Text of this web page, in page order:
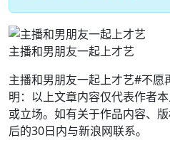
主播和男朋友一起上才艺
主播和男朋友一起上才艺#不
明：以上文章内容仅代表作者
或立场。如有关于作品内容、
后的30日内与新浪网联系。